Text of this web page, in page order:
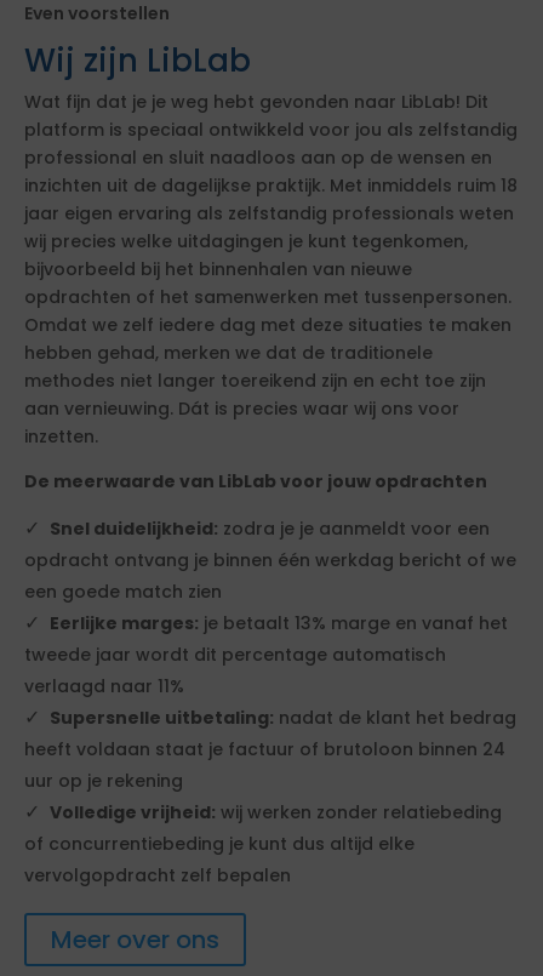
Even voorstellen
Wij zijn LibLab
Wat fijn dat je je weg hebt gevonden naar LibLab! Dit
platform is speciaal ontwikkeld voor jou als zelfstandig
professional en sluit naadloos aan op de wensen en
inzichten uit de dagelijkse praktijk. Met inmiddels ruim 18
jaar eigen ervaring als zelfstandig professionals weten
wij precies welke uitdagingen je kunt tegenkomen,
bijvoorbeeld bij het binnenhalen van nieuwe
opdrachten of het samenwerken met tussenpersonen.
Omdat we zelf iedere dag met deze situaties te maken
hebben gehad, merken we dat de traditionele
methodes niet langer toereikend zijn en echt toe zijn
aan vernieuwing. Dát is precies waar wij ons voor
inzetten.
De meerwaarde van LibLab voor jouw opdrachten
Snel duidelijkheid: zodra je je aanmeldt voor een
opdracht ontvang je binnen één werkdag bericht of we
een goede match zien
Eerlijke marges: je betaalt 13% marge en vanaf het
tweede jaar wordt dit percentage automatisch
verlaagd naar 11%
Supersnelle uitbetaling: nadat de klant het bedrag
heeft voldaan staat je factuur of brutoloon binnen 24
uur op je rekening
Volledige vrijheid: wij werken zonder relatiebeding
of concurrentiebeding je kunt dus altijd elke
vervolgopdracht zelf bepalen
Meer over ons